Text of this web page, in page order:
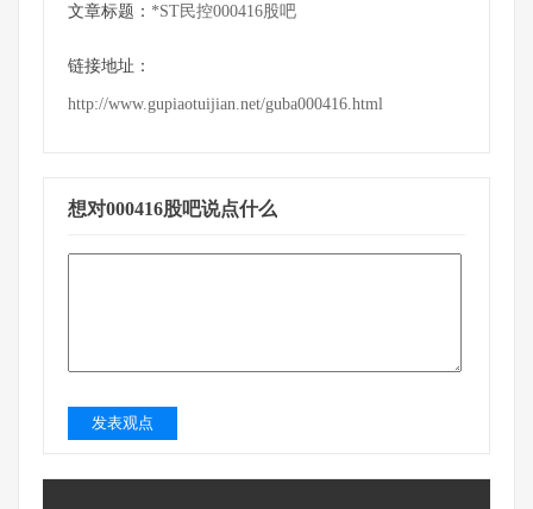
文章标题： *ST民控000416股吧
链接地址：
http://www.gupiaotuijian.net/guba000416.html
想对000416股吧说点什么
发表观点